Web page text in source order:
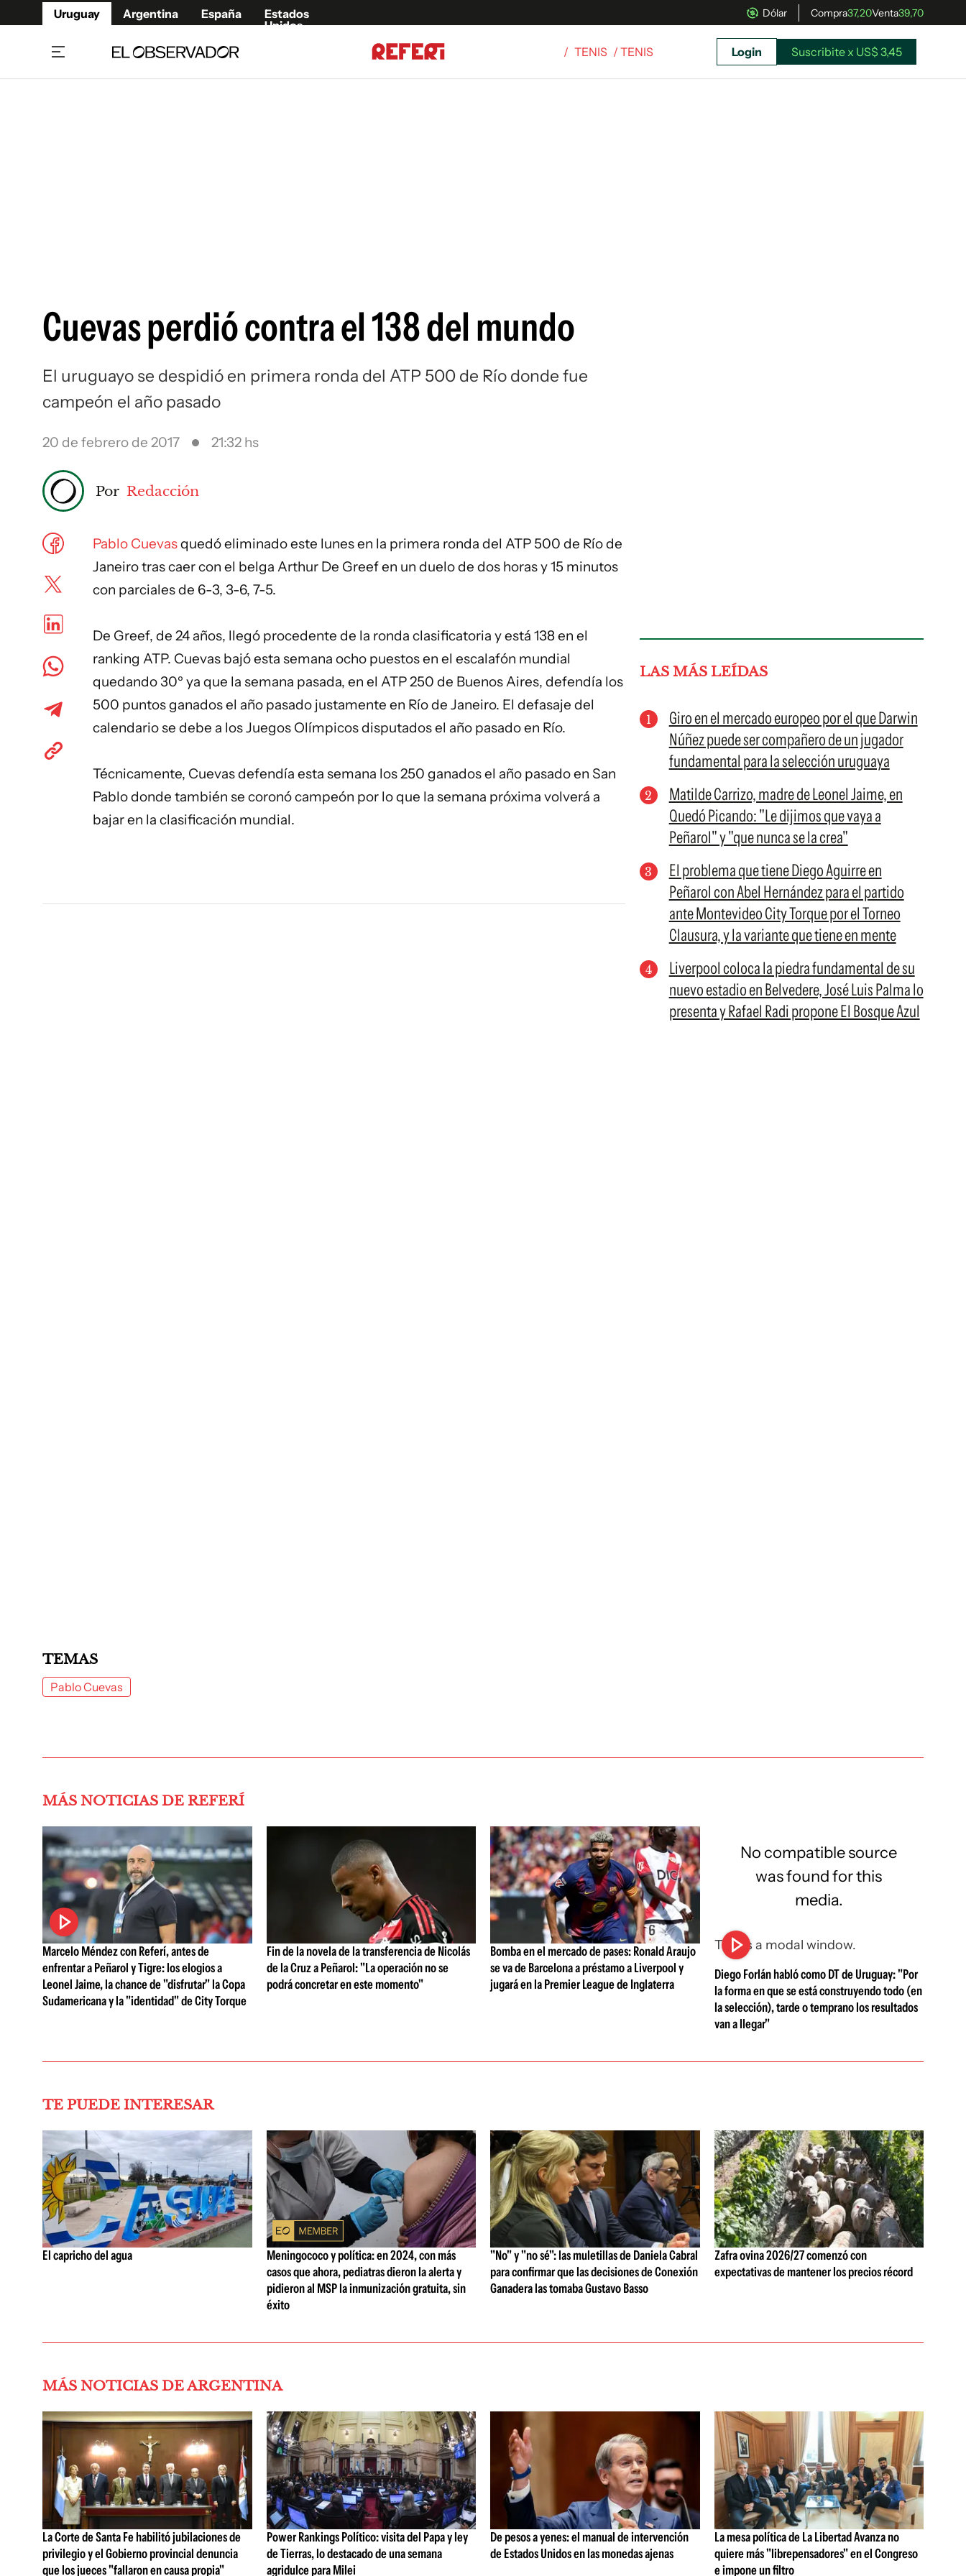
Uruguay Argentina España
Estados
Unidos
Dólar Compra37,20Venta39,70
/ TENIS / TENIS Login Suscribite x US$ 3,45
Cuevas perdió contra el 138 del mundo
El uruguayo se despidió en primera ronda del ATP 500 de Río donde fue
campeón el año pasado
20 de febrero de 2017 21:32 hs
Por Redacción
Pablo Cuevasquedó eliminado este lunes en la primera ronda del ATP 500 de Río de
Janeiro tras caer con el belga Arthur De Greef en un duelo de dos horas y 15 minutos
con parciales de 6-3, 3-6, 7-5.
De Greef, de 24 años, llegó procedente de la ronda clasificatoria y está 138 en el
ranking ATP. Cuevas bajó esta semana ocho puestos en el escalafón mundial
quedando 30º ya que la semana pasada, en el ATP 250 de Buenos Aires, defendía los
500 puntos ganados el año pasado justamente en Río de Janeiro. El defasaje del
calendario se debe a los Juegos Olímpicos disputados el año pasado en Río.
Técnicamente, Cuevas defendía esta semana los 250 ganados el año pasado en San
Pablo donde también se coronó campeón por lo que la semana próxima volverá a
bajar en la clasificación mundial.
LAS MÁS LEÍDAS
Giro en el mercado europeo por el que Darwin
Núñez puede ser compañero de un jugador
fundamental para la selección uruguaya
Matilde Carrizo, madre de Leonel Jaime, en
Quedó Picando: "Le dijimos que vaya a
Peñarol" y "que nunca se la crea"
El problema que tiene Diego Aguirre en
Peñarol con Abel Hernández para el partido
ante Montevideo City Torque por el Torneo
Clausura, y la variante que tiene en mente
Liverpool coloca la piedra fundamental de su
nuevo estadio en Belvedere, José Luis Palma lo
presenta y Rafael Radi propone El Bosque Azul
TEMAS
Pablo Cuevas
MÁS NOTICIAS DE REFERÍ
Marcelo Méndez con Referí, antes de
enfrentar a Peñarol y Tigre: los elogios a
Leonel Jaime, la chance de "disfrutar" la Copa
Sudamericana y la "identidad" de City Torque
Fin de la novela de la transferencia de Nicolás
de la Cruz a Peñarol: "La operación no se
podrá concretar en este momento"
Bomba en el mercado de pases: Ronald Araujo
se va de Barcelona a préstamo a Liverpool y
jugará en la Premier League de Inglaterra
This is a modal window.
No compatible source
was found for this
media.
Diego Forlán habló como DT de Uruguay: "Por
la forma en que se está construyendo todo (en
la selección), tarde o temprano los resultados
van a llegar"
TE PUEDE INTERESAR
El capricho del agua
Meningococo y política: en 2024, con más
casos que ahora, pediatras dieron la alerta y
pidieron al MSP la inmunización gratuita, sin
éxito
"No" y "no sé": las muletillas de Daniela Cabral
para confirmar que las decisiones de Conexión
Ganadera las tomaba Gustavo Basso
Zafra ovina 2026/27 comenzó con
expectativas de mantener los precios récord
MÁS NOTICIAS DE ARGENTINA
La Corte de Santa Fe habilitó jubilaciones de
privilegio y el Gobierno provincial denuncia
que los jueces "fallaron en causa propia"
Power Rankings Político: visita del Papa y ley
de Tierras, lo destacado de una semana
agridulce para Milei
De pesos a yenes: el manual de intervención
de Estados Unidos en las monedas ajenas
La mesa política de La Libertad Avanza no
quiere más "librepensadores" en el Congreso
e impone un filtro